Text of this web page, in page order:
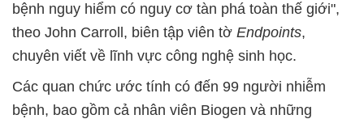
bệnh nguy hiểm có nguy cơ tàn phá toàn thế giới",
theo John Carroll, biên tập viên tờ Endpoints,
chuyên viết về lĩnh vực công nghệ sinh học.
Các quan chức ước tính có đến 99 người nhiễm
bệnh, bao gồm cả nhân viên Biogen và những